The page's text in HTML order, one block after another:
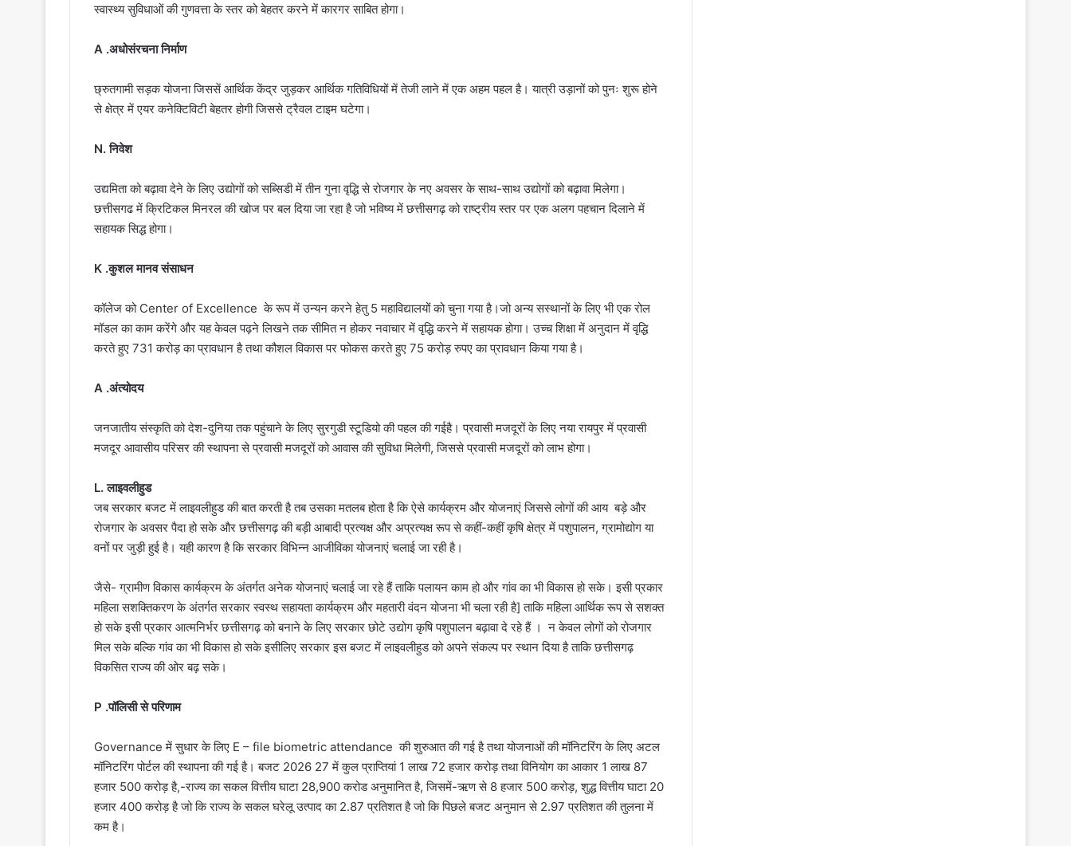
स्वास्थ्य सुविधाओं की गुणवत्ता के स्तर को बेहतर करने में कारगर साबित होगा।
A .अधोसंरचना निर्माण
छ्रुतगामी सड़क योजना जिससें आर्थिक केंद्र जुड़कर आर्थिक गतिविधियों में तेजी लाने में एक अहम पहल है। यात्री उड़ानों को पुनः शुरू होने
से क्षेत्र में एयर कनेक्टिविटी बेहतर होगी जिससे ट्रैवल टाइम घटेगा।
N. निवेश
उद्यमिता को बढ़ावा देने के लिए उद्योगों को सब्सिडी में तीन गुना वृद्धि से रोजगार के नए अवसर के साथ-साथ उद्योगों को बढ़ावा मिलेगा।
छत्तीसगढ में क्रिटिकल मिनरल की खोज पर बल दिया जा रहा है जो भविष्य में छत्तीसगढ़ को राष्ट्रीय स्तर पर एक अलग पहचान दिलाने में
सहायक सिद्ध होगा।
K .कुशल मानव संसाधन
कॉलेज को Center of Excellence के रूप में उन्यन करने हेतु 5 महाविद्यालयों को चुना गया है।जो अन्य सस्थानों के लिए भी एक रोल
मॉडल का काम करेंगे और यह केवल पढ़ने लिखने तक सीमित न होकर नवाचार में वृद्धि करने में सहायक होगा। उच्च शिक्षा में अनुदान में वृद्धि
करते हुए 731 करोड़ का प्रावधान है तथा कौशल विकास पर फोकस करते हुए 75 करोड़ रुपए का प्रावधान किया गया है।
A .अंत्योदय
जनजातीय संस्कृति को देश-दुनिया तक पहुंचाने के लिए सुरगुडी स्टूडियो की पहल की गईहै। प्रवासी मजदूरों के लिए नया रायपुर में प्रवासी
मजदूर आवासीय परिसर की स्थापना से प्रवासी मजदूरों को आवास की सुविधा मिलेगी, जिससे प्रवासी मजदूरों को लाभ होगा।
L. लाइवलीहुड
जब सरकार बजट में लाइवलीहुड की बात करती है तब उसका मतलब होता है कि ऐसे कार्यक्रम और योजनाएं जिससे लोगों की आय बड़े और
रोजगार के अवसर पैदा हो सके और छत्तीसगढ़ की बड़ी आबादी प्रत्यक्ष और अप्रत्यक्ष रूप से कहीं-कहीं कृषि क्षेत्र में पशुपालन, ग्रामोद्योग या
वनों पर जुड़ी हुई है। यही कारण है कि सरकार विभिन्न आजीविका योजनाएं चलाई जा रही है।
जैसे- ग्रामीण विकास कार्यक्रम के अंतर्गत अनेक योजनाएं चलाई जा रहे हैं ताकि पलायन काम हो और गांव का भी विकास हो सके। इसी प्रकार
महिला सशक्तिकरण के अंतर्गत सरकार स्वस्थ सहायता कार्यक्रम और महतारी वंदन योजना भी चला रही है] ताकि महिला आर्थिक रूप से सशक्त
हो सके इसी प्रकार आत्मनिर्भर छत्तीसगढ़ को बनाने के लिए सरकार छोटे उद्योग कृषि पशुपालन बढ़ावा दे रहे हैं । न केवल लोगों को रोजगार
मिल सके बल्कि गांव का भी विकास हो सके इसीलिए सरकार इस बजट में लाइवलीहुड को अपने संकल्प पर स्थान दिया है ताकि छत्तीसगढ़
विकसित राज्य की ओर बढ़ सके।
P .पॉलिसी से परिणाम
Governance में सुधार के लिए E – file biometric attendance की शुरुआत की गई है तथा योजनाओं की मॉनिटरिंग के लिए अटल
मॉनिटरिंग पोर्टल की स्थापना की गई है। बजट 2026 27 में कुल प्राप्तियां 1 लाख 72 हजार करोड़ तथा विनियोग का आकार 1 लाख 87
हजार 500 करोड़ है,-राज्य का सकल वित्तीय घाटा 28,900 करोड अनुमानित है, जिसमें-ऋण से 8 हजार 500 करोड़, शुद्ध वित्तीय घाटा 20
हजार 400 करोड़ है जो कि राज्य के सकल घरेलू उत्पाद का 2.87 प्रतिशत है जो कि पिछले बजट अनुमान से 2.97 प्रतिशत की तुलना में
कम है।